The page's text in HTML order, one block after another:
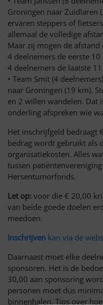
Groningen naar Zuidlaren
ervaren steppers of
allemaal de volledige
Maar zij mogen de
4 deelnemers de eerste
4 deelnemers de laatste
• Team Smit (4
naar Groningen (19 km).
en 2 willen wandelen. Dat
onderling afspreken wie
Het inschrijfgeld bedraagt
bedrag wordt gebruikt als
organisatiekosten. Alles
tussen
Hersentumorfonds.
Let op: voor die € 20,00
van beide goede doelen
meedoen.
Inschrijven kan via de
Daarnaast moet elke
sponsoren. Het is de
30,00 aan sponsoring
personen moet dus
binnenhalen. Tips over